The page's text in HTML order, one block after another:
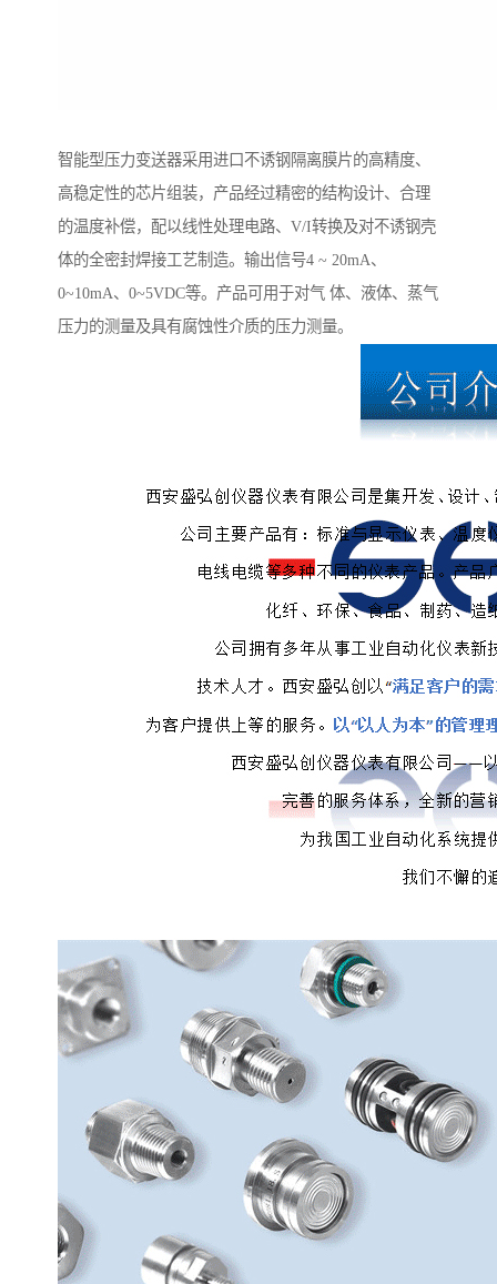
智能型压力变送器采用进口不诱钢隔离膜片的高精度、
高稳定性的芯片组装，产品经过精密的结构设计、合理
的温度补偿，配以线性处理电路、V/I转换及对不诱钢壳
体的全密封焊接工艺制造。输出信号4 ~ 20mA、
0~10mA、0~5VDC等。产品可用于对气 体、液体、蒸气
压力的测量及具有腐蚀性介质的压力测量。